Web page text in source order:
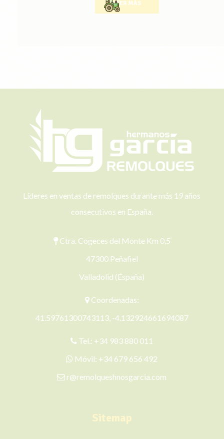
LEER MÁS
Líderes en ventas de remolques durante más 19 años
consecutivos en España.
Ctra. Cogeces del Monte Km 0,5
47300 Peñafiel
Valladolid (España)
Coordenadas:
41.59761300743113, -4.132924661694087
Tel.: +34 983 880 011
Móvil: +34 679 656 492
r@remolqueshnosgarcia.com
Sitemap